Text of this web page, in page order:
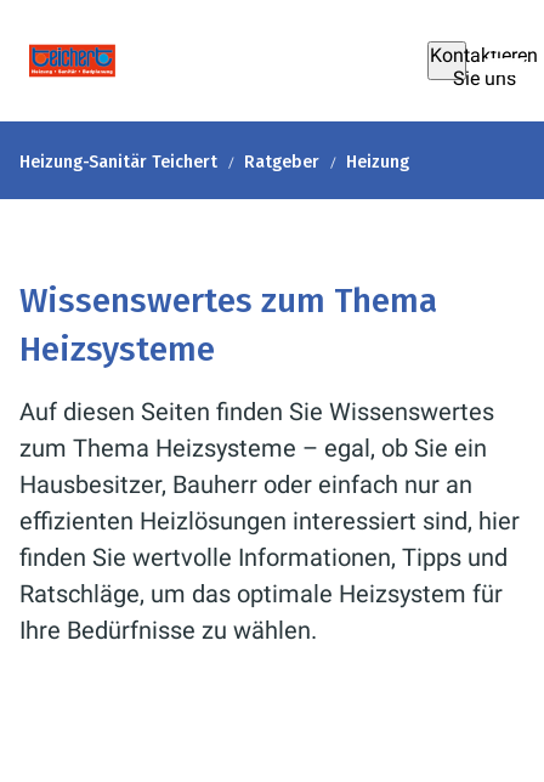
Kontaktieren
Sie uns
Heizung-Sanitär Teichert Ratgeber Heizung
Wissenswertes zum Thema
Heizsysteme
Auf diesen Seiten finden Sie Wissenswertes
zum Thema Heizsysteme – egal, ob Sie ein
Hausbesitzer, Bauherr oder einfach nur an
effizienten Heizlösungen interessiert sind, hier
finden Sie wertvolle Informationen, Tipps und
Ratschläge, um das optimale Heizsystem für
Ihre Bedürfnisse zu wählen.